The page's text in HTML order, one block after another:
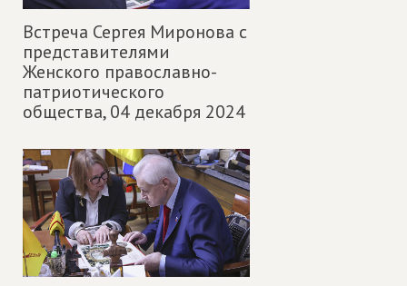
Встреча Сергея Миронова с
представителями
Женского православно-
патриотического
общества,04 декабря 2024